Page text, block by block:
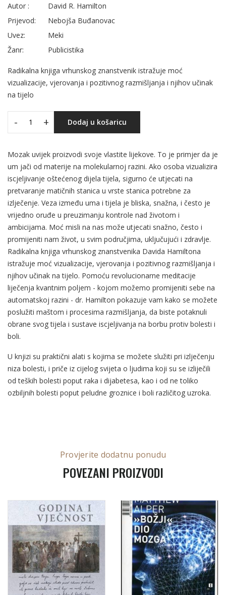
Autor :
David R. Hamilton
Prijevod:
Nebojša Buđanovac
Uvez:
Meki
Žanr:
Publicistika
Radikalna knjiga vrhunskog znanstvenik istražuje moć
vizualizacije, vjerovanja i pozitivnog razmišljanja i njihov učinak
na tijelo
- + Dodaj u košaricu
Mozak uvijek proizvodi svoje vlastite lijekove. To je primjer da je
um jači od materije na molekularnoj razini. Ako osoba vizualizira
iscjeljivanje oštećenog dijela tijela, sigurno će utjecati na
pretvaranje matičnih stanica u vrste stanica potrebne za
izlječenje. Veza između uma i tijela je bliska, snažna, i često je
vrijedno oruđe u preuzimanju kontrole nad životom i
ambicijama. Moć misli na nas može utjecati snažno, često i
promijeniti nam život, u svim područjima, uključujući i zdravlje.
Radikalna knjiga vrhunskog znanstvenika Davida Hamiltona
istražuje moć vizualizacije, vjerovanja i pozitivnog razmišljanja i
njihov učinak na tijelo. Pomoću revolucionarne meditacije
liječenja kvantnim poljem - kojom možemo promijeniti sebe na
automatskoj razini - dr. Hamilton pokazuje vam kako se možete
poslužiti maštom i procesima razmišljanja, da biste potaknuli
obrane svog tijela i sustave iscjeljivanja na borbu protiv bolesti i
boli.
U knjizi su praktični alati s kojima se možete služiti pri izlječenju
niza bolesti, i priče iz cijelog svijeta o ljudima koji su se izliječili
od teških bolesti poput raka i dijabetesa, kao i od ne toliko
ozbiljnih bolesti poput peludne groznice i boli različitog uzroka.
Provjerite dodatnu ponudu
POVEZANI PROIZVODI